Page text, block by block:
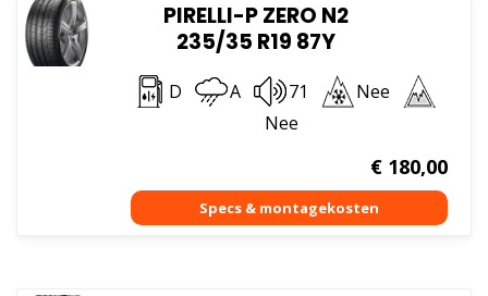
PIRELLI-P ZERO N2
235/35 R19 87Y
D A 71
Nee
Nee
€180,00